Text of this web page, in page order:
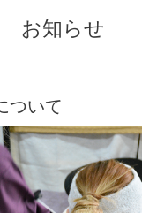
お知らせ
ついて